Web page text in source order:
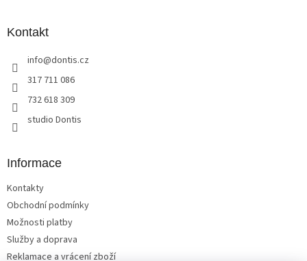
Kontakt
info@dontis.cz
317 711 086
732 618 309
studio Dontis
Informace
Kontakty
Obchodní podmínky
Možnosti platby
Služby a doprava
Reklamace a vrácení zboží